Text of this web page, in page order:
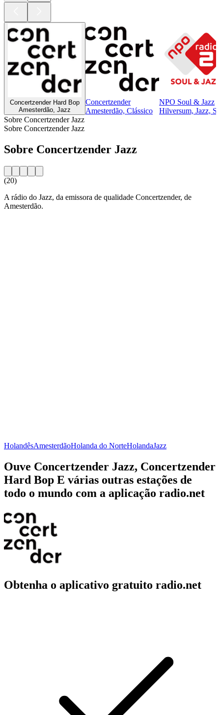
Concertzender Hard Bop
Amesterdão, Jazz
Concertzender
Amesterdão, Clássico
NPO Soul & Jazz
Hilversum, Jazz,
Sobre Concertzender Jazz
Sobre Concertzender Jazz
Sobre Concertzender Jazz
(20)
A rádio do Jazz, da emissora de qualidade Concertzender, de
Amesterdão.
HolandêsAmesterdãoHolanda do NorteHolandaJazz
Ouve Concertzender Jazz, Concertzender
Hard Bop E várias outras estações de
todo o mundo com a aplicação radio.net
Obtenha o aplicativo gratuito radio.net